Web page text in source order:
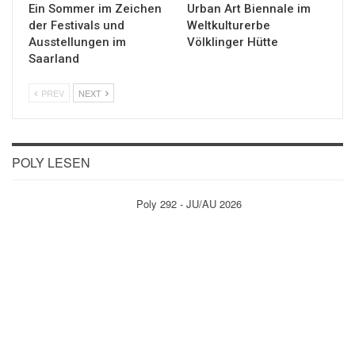
Ein Sommer im Zeichen
der Festivals und
Ausstellungen im
Saarland
Urban Art Biennale im
Weltkulturerbe
Völklinger Hütte
PREV NEXT
POLY LESEN
Poly 292 - JU/AU 2026